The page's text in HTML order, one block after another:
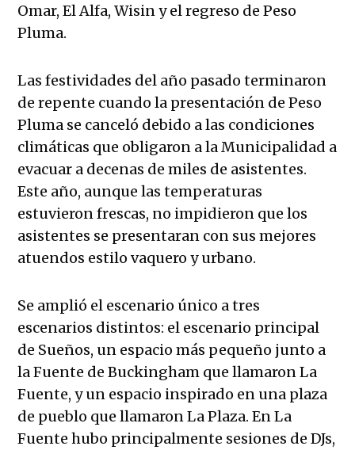
Omar, El Alfa, Wisin y el regreso de Peso
Pluma.
Las festividades del año pasado terminaron
de repente cuando la presentación de Peso
Pluma se canceló debido a las condiciones
climáticas que obligaron a la Municipalidad a
evacuar a decenas de miles de asistentes.
Este año, aunque las temperaturas
estuvieron frescas, no impidieron que los
asistentes se presentaran con sus mejores
atuendos estilo vaquero y urbano.
Se amplió el escenario único a tres
escenarios distintos: el escenario principal
de Sueños, un espacio más pequeño junto a
la Fuente de Buckingham que llamaron La
Fuente, y un espacio inspirado en una plaza
de pueblo que llamaron La Plaza. En La
Fuente hubo principalmente sesiones de DJs,